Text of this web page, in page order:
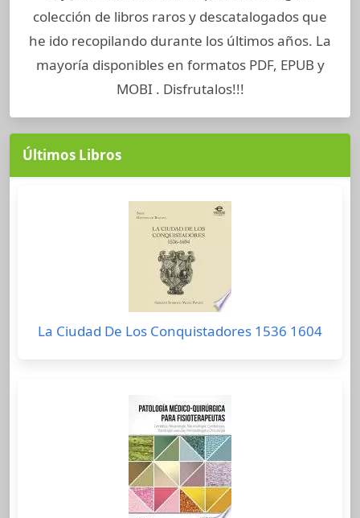
colección de libros raros y descatalogados que
he ido recopilando durante los últimos años. La
mayoría disponibles en formatos PDF, EPUB y
MOBI . Disfrutalos!!!
Últimos Libros
La Ciudad De Los Conquistadores 1536 1604